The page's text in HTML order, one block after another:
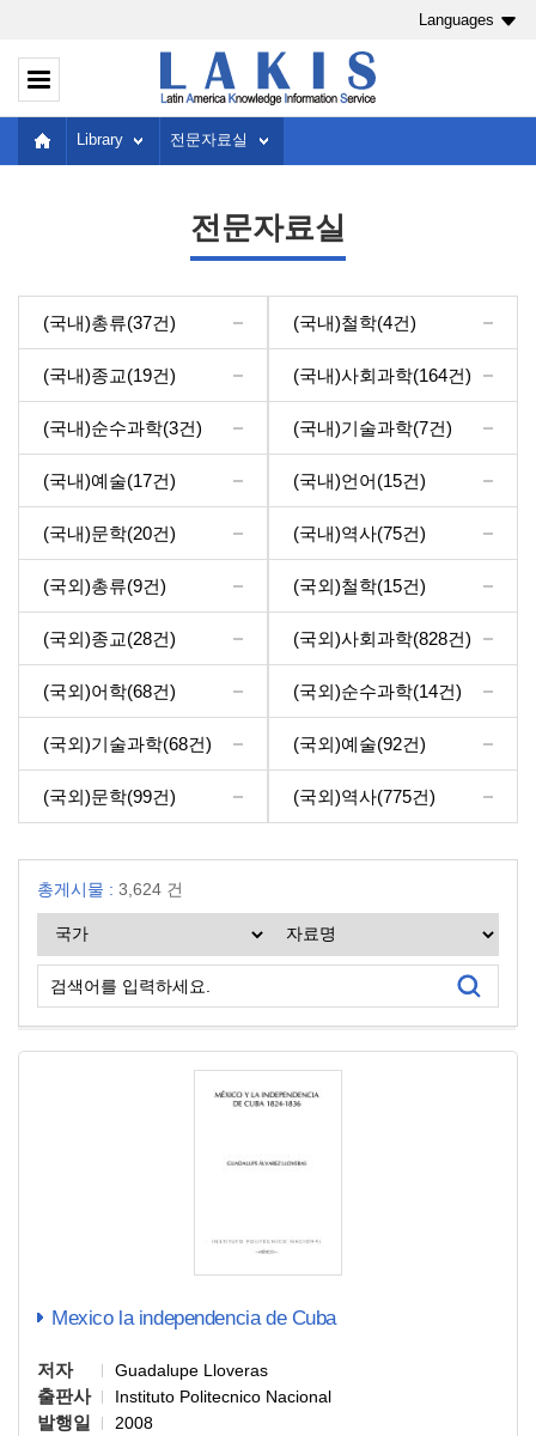
Languages
Library 전문자료실
전문자료실
(국내)총류(37건) (국내)철학(4건)
(국내)종교(19건) (국내)사회과학(164건)
(국내)순수과학(3건) (국내)기술과학(7건)
(국내)예술(17건) (국내)언어(15건)
(국내)문학(20건) (국내)역사(75건)
(국외)총류(9건) (국외)철학(15건)
(국외)종교(28건) (국외)사회과학(828건)
(국외)어학(68건) (국외)순수과학(14건)
(국외)기술과학(68건) (국외)예술(92건)
(국외)문학(99건) (국외)역사(775건)
총게시물 : 3,624 건
검색어를 입력하세요.
Mexico la independencia de Cuba
저자 Guadalupe Lloveras
출판사 Instituto Politecnico Nacional
발행일 2008